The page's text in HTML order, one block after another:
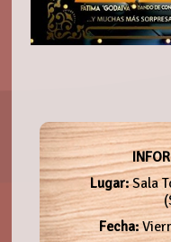
Lugar:Sala
Fecha: